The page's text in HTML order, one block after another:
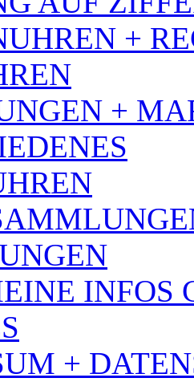
+
+
INFOS
+